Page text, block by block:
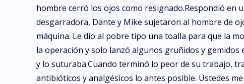
hombre cerró los ojos como resignado.Respondió
desgarradora, Dante y Mike sujetaron al hombre de
máquina. Le dio al pobre tipo una toalla para que la
la operación y solo lanzó algunos gruñidos y
y lo suturaba.Cuando terminó lo peor de su trabajo,
antibióticos y analgésicos lo antes posible. Ustedes